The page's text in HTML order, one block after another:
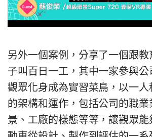
另外一個案例，分享了一個跟
子叫百日一工，其中一家參與公
觀眾化身成為實習菜鳥，以一
的架構和運作，包括公司的職
景、工廠的樣態等等，讓觀眾